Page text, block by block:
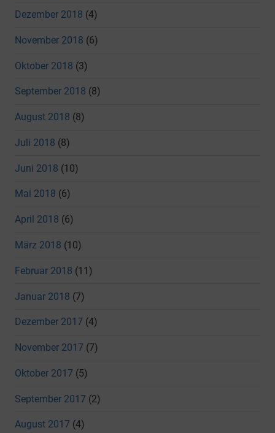
Dezember 2018 (4)
November 2018 (6)
Oktober 2018 (3)
September 2018 (8)
August 2018 (8)
Juli 2018 (8)
Juni 2018 (10)
Mai 2018 (6)
April 2018 (6)
März 2018 (10)
Februar 2018 (11)
Januar 2018 (7)
Dezember 2017 (4)
November 2017 (7)
Oktober 2017 (5)
September 2017 (2)
August 2017 (4)